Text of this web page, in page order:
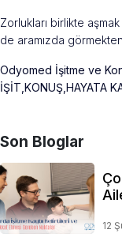
Zorlukları birlikte
de aramızda
Odyomed İşitme ve
İŞİT,KONUŞ,HAYATA
Son Bloglar
12